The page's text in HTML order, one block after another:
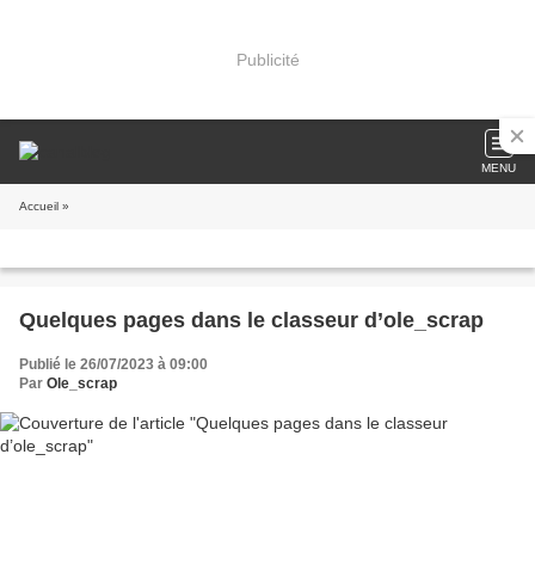
Publicité
MENU
Accueil »
Quelques pages dans le classeur d’ole_scrap
Publié le 26/07/2023 à 09:00
Par Ole_scrap